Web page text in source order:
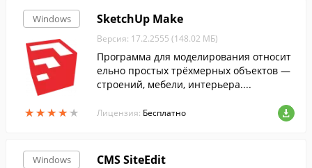
Windows
★★★★★
★★★★★
SketchUp Make
Версия: 17.2.2555 (148.02 МБ)
Программа для моделирования относит
ельно простых трёхмерных объектов —
строений, мебели, интерьера....
Лицензия: Бесплатно
Windows CMS SiteEdit